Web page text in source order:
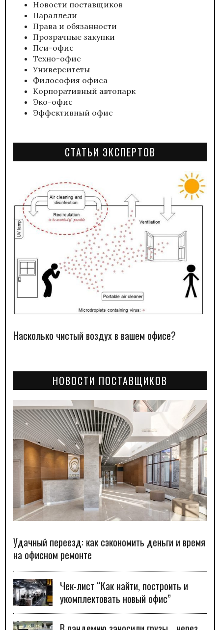
Новости поставщиков
Параллели
Права и обязанности
Прозрачные закупки
Пси-офис
Техно-офис
Университеты
Философия офиса
Корпоративный автопарк
Эко-офис
Эффективный офис
СТАТЬИ ЭКСПЕРТОВ
Насколько чистый воздух в вашем офисе?
НОВОСТИ ПОСТАВЩИКОВ
Удачный переезд: как сэкономить деньги и время
на офисном ремонте
Чек-лист “Как найти, построить и
укомплектовать новый офис”